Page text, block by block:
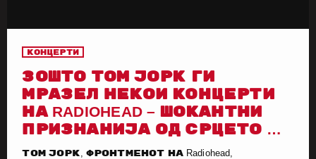
Концерти
ЗОШТО ТОМ ЈОРК ГИ
МРАЗЕЛ НЕКОИ КОНЦЕРТИ
НА RADIOHEAD – ШОКАНТНИ
ПРИЗНАНИЈА ОД СРЦЕТО НА
СЦЕНАТА
Том Јорк, фронтменот на Radiohead,